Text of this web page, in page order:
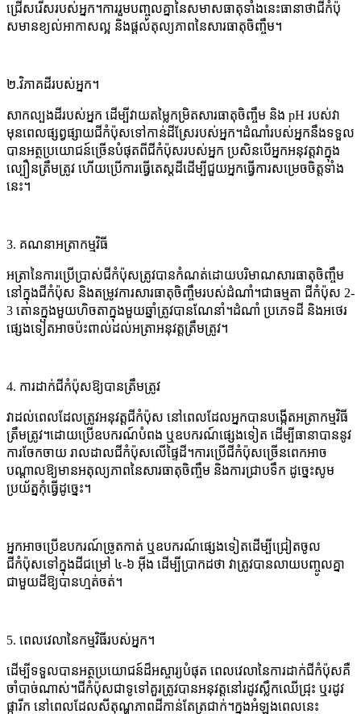
ជ្រើសរើសរបស់អ្នក។ការរួមបញ្ចូលគ្នានៃសមាសធាតុទាំងនេះធានាថាជីកំប៉ុ
សមានខ្យល់អាកាសល្អ និងផ្តល់តុល្យភាពនៃសារធាតុចិញ្ចឹម។
២.វិភាគដីរបស់អ្នក។
សាកល្បងដីរបស់អ្នក ដើម្បីវាយតម្លៃកម្រិតសារធាតុចិញ្ចឹម និង pH របស់វា
មុនពេលផ្សព្វផ្សាយជីកំប៉ុសទៅកាន់ដីស្រែរបស់អ្នក។ដំណាំរបស់អ្នកនឹងទទួល
បានអត្ថប្រយោជន៍ច្រើនបំផុតពីជីកំប៉ុសរបស់អ្នក ប្រសិនបើអ្នកអនុវត្តវាក្នុង
ល្បឿនត្រឹមត្រូវ ហើយប្រើការធ្វើតេស្តដីដើម្បីជួយអ្នកធ្វើការសម្រេចចិត្តទាំង
នេះ។
3. គណនាអត្រាកម្មវិធី
អត្រានៃការប្រើប្រាស់ជីកំប៉ុសត្រូវបានកំណត់ដោយបរិមាណសារធាតុចិញ្ចឹម
នៅក្នុងជីកំប៉ុស និងតម្រូវការសារធាតុចិញ្ចឹមរបស់ដំណាំ។ជាធម្មតា ជីកំប៉ុស 2-
3 តោនក្នុងមួយហិចតាក្នុងមួយឆ្នាំត្រូវបានណែនាំ។ដំណាំ ប្រភេទដី និងអថេរ
ផ្សេងទៀតអាចប៉ះពាល់ដល់អត្រាអនុវត្តត្រឹមត្រូវ។
4. ការដាក់ជីកំប៉ុសឱ្យបានត្រឹមត្រូវ
វាដល់ពេលដែលត្រូវអនុវត្តជីកំប៉ុស នៅពេលដែលអ្នកបានបង្កើតអត្រាកម្មវិធី
ត្រឹមត្រូវ។ដោយប្រើឧបករណ៍បំពង ឬឧបករណ៍ផ្សេងទៀត ដើម្បីធានាបាននូវ
ការចែកចាយ រាលដាលជីកំប៉ុសលើផ្ទៃដី។ការប្រើជីកំប៉ុសច្រើនពេកអាច
បណ្តាលឱ្យមានអតុល្យភាពនៃសារធាតុចិញ្ចឹម និងការជ្រាបទឹក ដូច្នេះសូម
ប្រយ័ត្នកុំធ្វើដូច្នេះ។
អ្នក​អាច​ប្រើ​ឧបករណ៍​ច្រូតកាត់ ឬ​ឧបករណ៍​ផ្សេងទៀត​ដើម្បី​ជ្រៀត​ចូល​
ជីកំប៉ុស​ទៅក្នុង​ដី​ជម្រៅ ៤-៦ អ៊ីង ដើម្បី​ប្រាកដថា វា​ត្រូវ​បាន​លាយ​បញ្ចូល​គ្នា​
ជាមួយ​ដី​ឱ្យបាន​ហ្មត់ចត់។
5. ពេលវេលានៃកម្មវិធីរបស់អ្នក។
ដើម្បីទទួលបានអត្ថប្រយោជន៍ដ៏អស្ចារ្យបំផុត ពេលវេលានៃការដាក់ជីកំប៉ុសគឺ
ចាំបាច់ណាស់។ជីកំប៉ុសជាទូទៅគួរត្រូវបានអនុវត្តនៅរដូវស្លឹកឈើជ្រុះ ឬរដូវ
ផ្ការីក នៅពេលដែលសីតុណ្ហភាពដីកាន់តែត្រជាក់។ក្នុងអំឡុងពេលនេះ